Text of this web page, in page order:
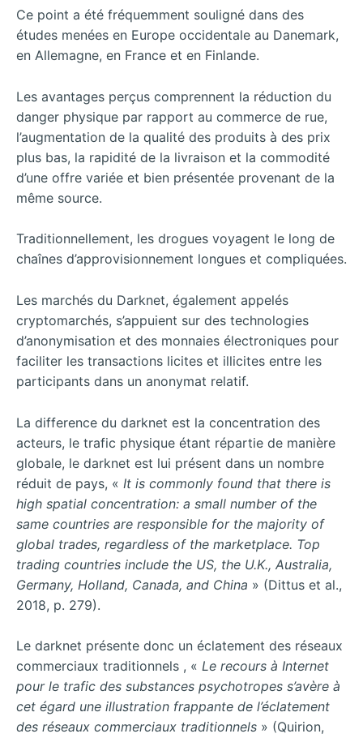
Ce point a été fréquemment souligné dans des
études menées en Europe occidentale au Danemark,
en Allemagne, en France et en Finlande.
Les avantages perçus comprennent la réduction du
danger physique par rapport au commerce de rue,
l’augmentation de la qualité des produits à des prix
plus bas, la rapidité de la livraison et la commodité
d’une offre variée et bien présentée provenant de la
même source.
Traditionnellement, les drogues voyagent le long de
chaînes d’approvisionnement longues et compliquées.
Les marchés du Darknet, également appelés
cryptomarchés, s’appuient sur des technologies
d’anonymisation et des monnaies électroniques pour
faciliter les transactions licites et illicites entre les
participants dans un anonymat relatif.
La difference du darknet est la concentration des
acteurs, le trafic physique étant répartie de manière
globale, le darknet est lui présent dans un nombre
réduit de pays, « It is commonly found that there is
high spatial concentration: a small number of the
same countries are responsible for the majority of
global trades, regardless of the marketplace. Top
trading countries include the US, the U.K., Australia,
Germany, Holland, Canada, and China » (Dittus et al.,
2018, p. 279).
Le darknet présente donc un éclatement des réseaux
commerciaux traditionnels , « Le recours à Internet
pour le trafic des substances psychotropes s’avère à
cet égard une illustration frappante de l’éclatement
des réseaux commerciaux traditionnels » (Quirion,